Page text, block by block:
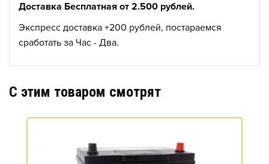
Доставка Бесплатная от 2.500 рублей.
Экспресс доставка +200 рублей, постараемся
сработать за Час - Два.
C этим товаром смотрят